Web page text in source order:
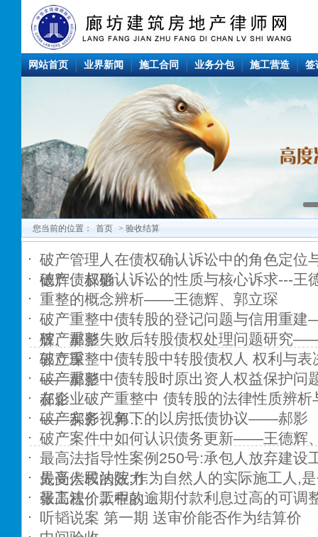
网站首页 业界新闻 施工合同 业务分包 施工营造 签
您当前的位置： 首页 > 验收结算
破产管理人在债权确认诉讼中的角色定位
德辉、郝影
破产债权确认诉讼的性质与核心诉求---王
重整的概念辨析——王德辉、郭立琛
破产重整中债转股的登记问题与信用重
辉、郝影
破产重整失败后转股债权处理问题研究
郭立琛
破产重整中债转股中转股债权人 权利与表
——郝影
破产重整中债转股时原出资人权益保护
郝影
在企业破产重整中 债转股的法律性质辨析
——郝影、郭…
破产实务视角下的以房抵债协议——郝影
破产案件中如何认识债务更新——王德辉
最高法指导性案例250号:承包人放弃建设
先受偿权的效力…
最高人民法院:作为自然人的实际施工人,
张工程价款中的…
最高法：工程款逾期付款利息过高的可调
听韬说案 第一期 送审价能否作为结算价